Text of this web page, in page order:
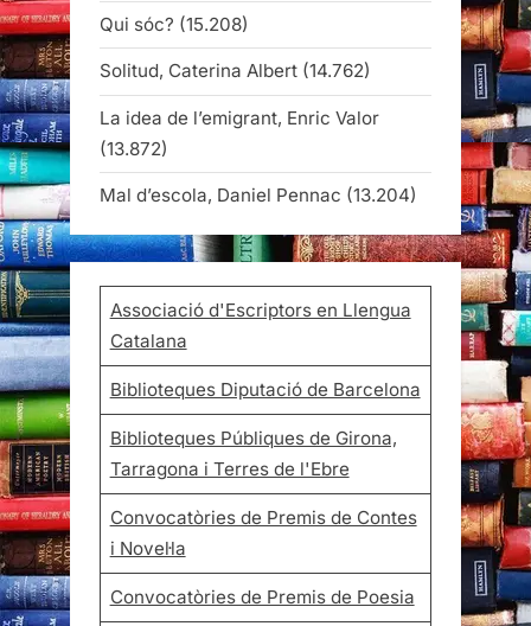
Qui sóc? (15.208)
Solitud, Caterina Albert (14.762)
La idea de l’emigrant, Enric Valor
(13.872)
Mal d’escola, Daniel Pennac (13.204)
Associació d'Escriptors en Llengua
Catalana
Biblioteques Diputació de Barcelona
Biblioteques Públiques de Girona,
Tarragona i Terres de l'Ebre
Convocatòries de Premis de Contes
i Novel·la
Convocatòries de Premis de Poesia